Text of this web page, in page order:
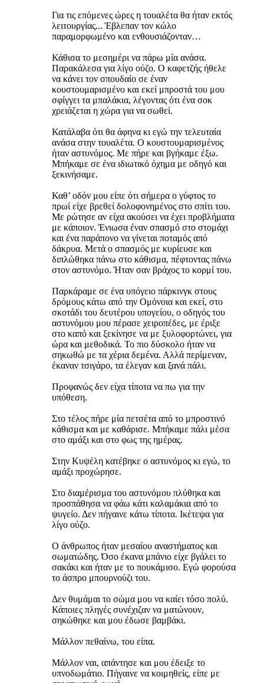
Για τις επόμενες ώρες η τουαλέτα θα ήταν εκτός
λειτουργίας... Έβλεπαν τον κώλο
παραμορφωμένο και ενθουσιάζονταν…
Κάθισα το μεσημέρι να πάρω μία ανάσα.
Παρακάλεσα για λίγο ούζο. Ο καφετζής ήθελε
να κάνει τον σπουδαίο σε έναν
κουστουμαρισμένο και εκεί μπροστά του μου
σφίγγει τα μπαλάκια, λέγοντας ότι ένα σοκ
χρειάζεται η χώρα για να σωθεί.
Κατάλαβα ότι θα άφηνα κι εγώ την τελευταία
ανάσα στην τουαλέτα. Ο κουστουμαρισμένος
ήταν αστυνόμος. Με πήρε και βγήκαμε έξω.
Μπήκαμε σε ένα ιδιωτικό όχημα με οδηγό και
ξεκινήσαμε.
Καθ’ οδόν μου είπε ότι σήμερα ο γύφτος το
πρωί είχε βρεθεί δολοφονημένος στο σπίτι του.
Με ρώτησε αν είχα ακούσει να έχει προβλήματα
με κάποιον. Ένιωσα έναν σπασμό στο στομάχι
και ένα παράπονο να γίνεται ποταμός από
δάκρυα. Μετά ο σπασμός με κυρίευσε και
διπλώθηκα πάνω στο κάθισμα, πέφτοντας πάνω
στον αστυνόμο. Ήταν σαν βράχος το κορμί του.
Παρκάραμε σε ένα υπόγειο πάρκινγκ στους
δρόμους κάτω από την Ομόνοια και εκεί, στο
σκοτάδι του δευτέρου υπογείου, ο οδηγός του
αστυνόμου μου πέρασε χειροπέδες, με έριξε
στο καπό και ξεκίνησε να με ξυλοφορτώνει, για
ώρα και μεθοδικά. Το πιο δύσκολο ήταν να
σηκωθώ με τα χέρια δεμένα. Αλλά περίμεναν,
έκαναν τσιγάρο, τα έλεγαν και ξανά πάλι.
Προφανώς δεν είχα τίποτα να πω για την
υπόθεση.
Στο τέλος πήρε μία πετσέτα από το μπροστινό
κάθισμα και με καθάρισε. Μπήκαμε πάλι μέσα
στο αμάξι και στο φως της ημέρας.
Στην Κυψέλη κατέβηκε ο αστυνόμος κι εγώ, το
αμάξι προχώρησε.
Στο διαμέρισμα του αστυνόμου πλύθηκα και
προσπάθησα να φάω κάτι καλαμάκια από το
ψυγείο. Δεν πήγαινε κάτω τίποτα. Ικέτεψα για
λίγο ούζο.
Ο άνθρωπος ήταν μεσαίου αναστήματος και
σωματώδης. Όσο έκανα μπάνιο είχε βγάλει το
σακάκι και ήταν με το πουκάμισο. Εγώ φορούσα
το άσπρο μπουρνούζι του.
Δεν θυμάμαι το σώμα μου να καίει τόσο πολύ.
Κάποιες πληγές συνέχιζαν να ματώνουν,
σηκώθηκε και μου έδωσε βαμβάκι.
Μάλλον πεθαίνω, του είπα.
Μάλλον ναι, απάντησε και μου έδειξε το
υπνοδωμάτιο. Πήγαινε να κοιμηθείς, είπε με